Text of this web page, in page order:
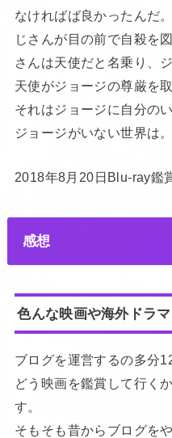
なければば良かったんだ
じさんが目の前で自殺を
さんは天使だと名乗り、
天使がジョージの尊厳を
それはジョージに自分の
ジョージがいない世界は。
2018年8月20日Blu-ray鑑
感想
色んな映画や海外ドラ
ブログを運営するの多分
どう映画を鑑賞して行く
す。
そもそも昔からブログを